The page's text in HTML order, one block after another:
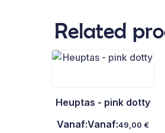
Related
Heuptas - pink dotty
Vanaf:Vanaf:49,00 €